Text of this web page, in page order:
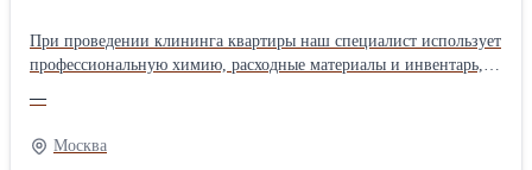
При проведении клининга квартиры наш специалист использует
профессиональную химию, расходные материалы и инвентарь,
Актуальный прайс и расчет цены вы всегда можете запросить у
наших менеджеров. Мы работаем прозрачно, поэтому сразу
увидите, сколько стоит уборка квартиры с выездом по Москве и
—
Москва